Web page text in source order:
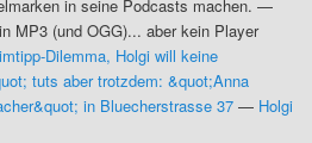
in seine Podcasts machen. —
MP3 (und OGG)... aber kein Player
Dilemma, Holgi will keine
tuts aber trotzdem: &quot;Anna
in Bluecherstrasse 37 — Holgi